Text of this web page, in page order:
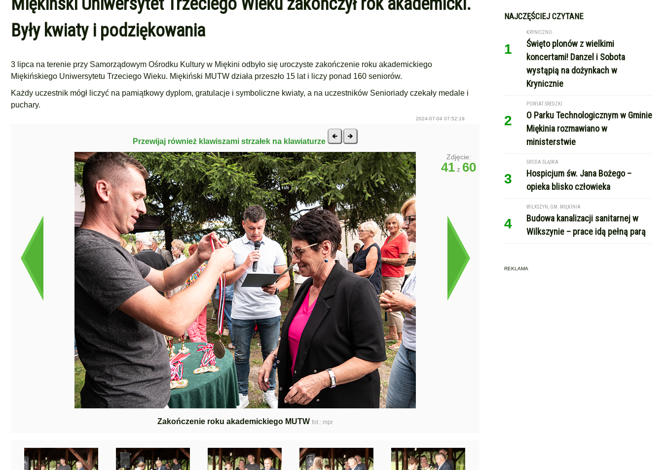
Były kwiaty i podziękowania
3 lipca na terenie przy Samorządowym Ośrodku Kultury w Miękini odbyło się uroczyste zakończenie roku akademickiego
Miękińskiego Uniwersytetu Trzeciego Wieku. Miękiński MUTW działa przeszło 15 lat i liczy ponad 160 seniorów.
Każdy uczestnik mógł liczyć na pamiątkowy dyplom, gratulacje i symboliczne kwiaty, a na uczestników Senioriady czekały medale i
puchary.
2024-07-04 07:52:19
Przewijaj również klawiszami strzałek na klawiaturze
Zakończenie roku akademickiego MUTW fot.: mpr
Zdjęcie:
41 z 60
NAJCZĘŚCIEJ CZYTANE
1
KRYNICZNO
Święto plonów z wielkimi
koncertami! Danzel i Sobota
wystąpią na dożynkach w
Krynicznie
2
POWIAT ŚREDZKI
O Parku Technologicznym w Gminie
Miękinia rozmawiano w
ministerstwie
3
ŚRODA ŚLĄSKA
Hospicjum św. Jana Bożego –
opieka blisko człowieka
4
WILKSZYN, GM. MIĘKINIA
Budowa kanalizacji sanitarnej w
Wilkszynie – prace idą pełną parą
REKLAMA